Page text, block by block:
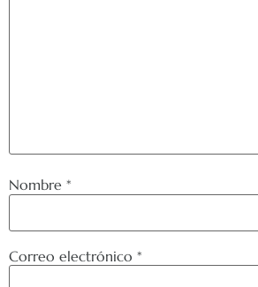
Nombre *
Correo electrónico *